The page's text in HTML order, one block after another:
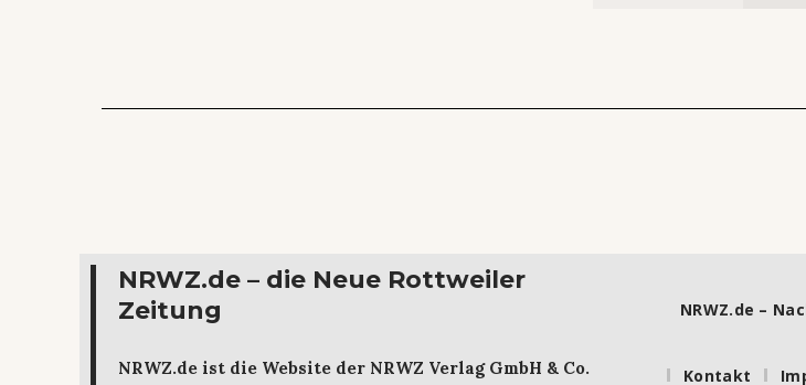
NRWZ.de – die Neue Rottweiler
Zeitung
NRWZ.de ist die Website der NRWZ Verlag GmbH & Co.
NRWZ.de –
Kontakt